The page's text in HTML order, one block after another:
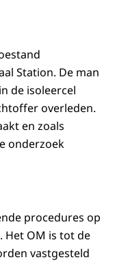
Station. De man
de isoleercel
overleden.
en zoals
onderzoek
procedures op
Het OM is tot de
vastgesteld